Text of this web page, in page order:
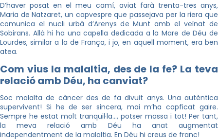
D’haver posat en el meu camí, aviat farà trenta-tres anys,
Maria de Natzaret, un capvespre que passejava per la riera que
comunica el nucli urbà d’Arenys de Munt amb el veïnat de
Sobirans. Allà hi ha una capella dedicada a la Mare de Déu de
Lourdes, similar a la de França, i jo, en aquell moment, era ben
atea.
Com vius la malaltia, des de la fe? La teva
relació amb Déu, ha canviat?
Soc malalta de càncer des de fa divuit anys. Una autèntica
supervivent! Si he de ser sincera, mai m’ha capficat gaire.
Sempre he estat molt tranquil·la…, potser massa i tot! Per tant,
la meva relació amb Déu ha anat augmentat
independentment de la malaltia. En Déu hi creus de franc!